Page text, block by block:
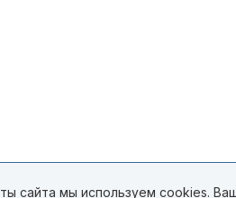
сайта мы используем cookies.